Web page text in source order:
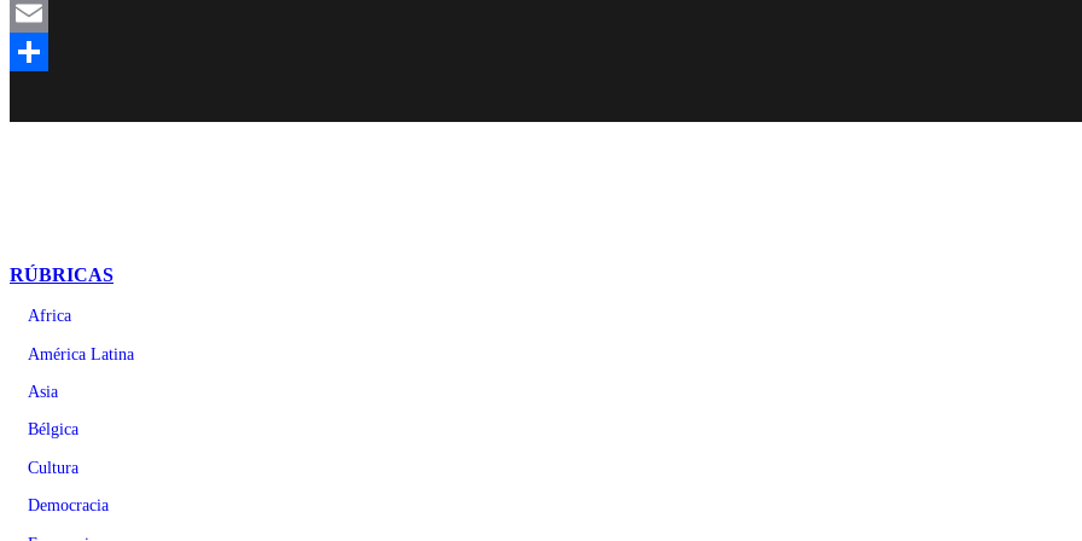
Mastodon
Email
RÚBRICAS
Africa
América Latina
Asia
Bélgica
Cultura
Democracia